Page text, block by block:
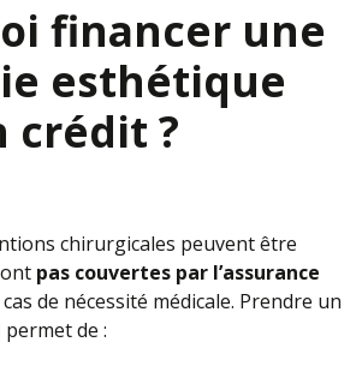
financer une
esthétique
crédit ?
chirurgicales peuvent être
pas couvertes par l’assurance
de nécessité médicale. Prendre un
permet de :